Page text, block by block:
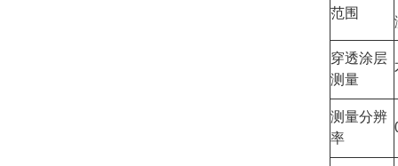
范围
穿透涂层
测量
测量分辨
率